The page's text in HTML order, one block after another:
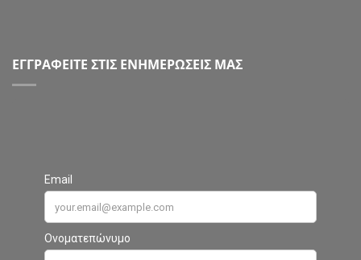
ΕΓΓΡΑΦΕΙΤΕ ΣΤΙΣ ΕΝΗΜΕΡΩΣΕΙΣ ΜΑΣ